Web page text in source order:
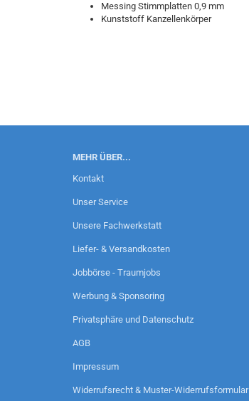
Messing Stimmplatten 0,9 mm
Kunststoff Kanzellenkörper
MEHR ÜBER...
Kontakt
Unser Service
Unsere Fachwerkstatt
Liefer- & Versandkosten
Jobbörse - Traumjobs
Werbung & Sponsoring
Privatsphäre und Datenschutz
AGB
Impressum
Widerrufsrecht & Muster-Widerrufsformular